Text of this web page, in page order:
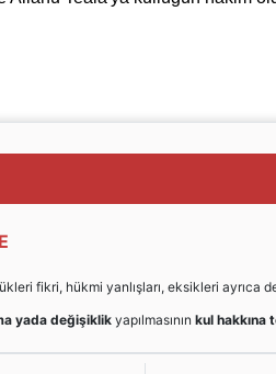
fikri, hükmi yanlışları, eksikleri ayrıca
yada değişiklik yapılmasının kul hakkına